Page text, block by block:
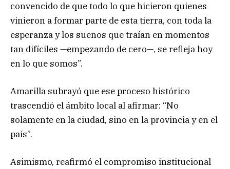
convencido de que todo lo que hicieron quienes
vinieron a formar parte de esta tierra, con toda la
esperanza y los sueños que traían en momentos
tan difíciles —empezando de cero—, se refleja hoy
en lo que somos”.
Amarilla subrayó que ese proceso histórico
trascendió el ámbito local al afirmar: “No
solamente en la ciudad, sino en la provincia y en el
país”.
Asimismo, reafirmó el compromiso institucional